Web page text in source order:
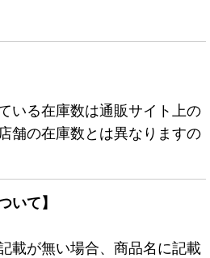
いる在庫数は通販サイト上の
舗の在庫数とは異なりますの
いて】
載が無い場合、商品名に記載